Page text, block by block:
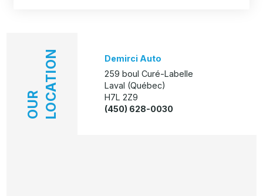
OUR LOCATION
Demirci Auto
259 boul Curé-Labelle
Laval (Québec)
H7L 2Z9
(450) 628-0030